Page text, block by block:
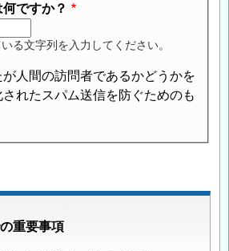
ですか？
る文字列を入力してください。
人間の訪問者であるかどうかを
れたスパム送信を防ぐためのも
重要事項